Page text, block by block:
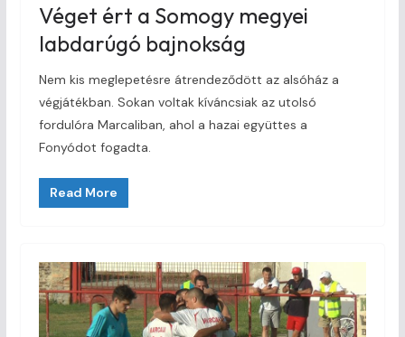
Véget ért a Somogy megyei
labdarúgó bajnokság
Nem kis meglepetésre átrendeződött az alsóház a
végjátékban. Sokan voltak kíváncsiak az utolsó
fordulóra Marcaliban, ahol a hazai együttes a
Fonyódot fogadta.
Read More